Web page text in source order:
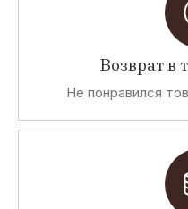
Возврат в
Не понравился